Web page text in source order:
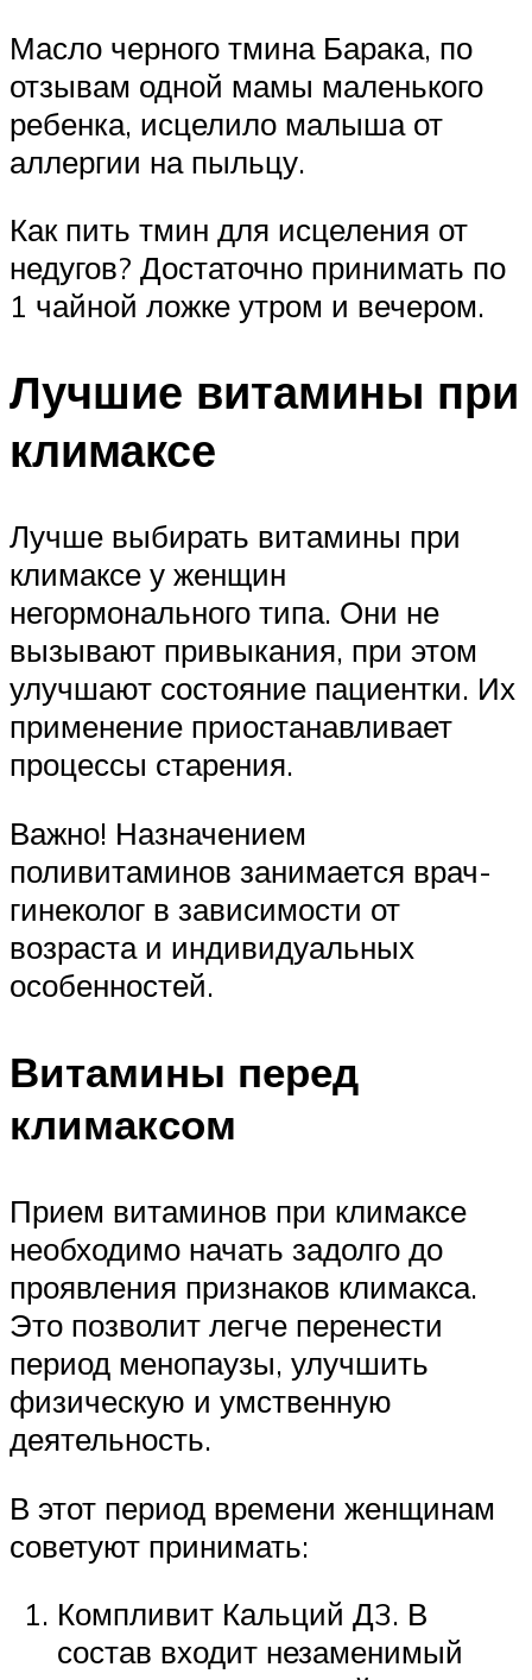
Масло черного тмина Барака, по
отзывам одной мамы маленького
ребенка, исцелило малыша от
аллергии на пыльцу.
Как пить тмин для исцеления от
недугов? Достаточно принимать по
1 чайной ложке утром и вечером.
Лучшие витамины при
климаксе
Лучше выбирать витамины при
климаксе у женщин
негормонального типа. Они не
вызывают привыкания, при этом
улучшают состояние пациентки. Их
применение приостанавливает
процессы старения.
Важно! Назначением
поливитаминов занимается врач-
гинеколог в зависимости от
возраста и индивидуальных
особенностей.
Витамины перед
климаксом
Прием витаминов при климаксе
необходимо начать задолго до
проявления признаков климакса.
Это позволит легче перенести
период менопаузы, улучшить
физическую и умственную
деятельность.
В этот период времени женщинам
советуют принимать:
Компливит Кальций Д3. В
состав входит незаменимый